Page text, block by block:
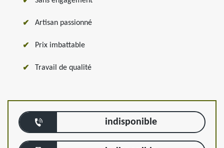
Artisan passionné
Prix imbattable
Travail de qualité
indisponible